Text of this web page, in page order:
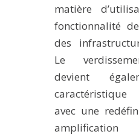
matière
fonctionnalité
des
Le
devient
caractéristique
avec une